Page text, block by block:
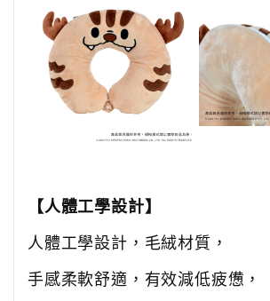
【人體工學設計】
人體工學設計，毛絨材質，
手感柔軟舒適，有效減低疲憊，